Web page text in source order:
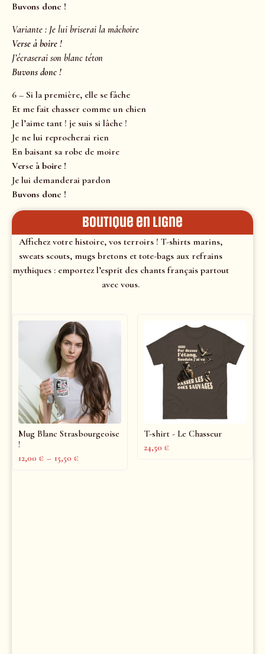
Buvons donc !
Variante : Je lui briserai la mâchoire
Verse à boire !
J’écraserai son blanc téton
Buvons donc !
6 – Si la première, elle se fâche
Et me fait chasser comme un chien
Je l’aime tant ! je suis si lâche !
Je ne lui reprocherai rien
En baisant sa robe de moire
Verse à boire !
Je lui demanderai pardon
Buvons donc !
Boutique en ligne
Affichez votre histoire, vos terroirs ! T-shirts marins,
sweats scouts, mugs bretons et tote-bags aux refrains
mythiques : emportez l’esprit des chants français partout
avec vous.
Mug Blanc Strasbourgeoise
!
12,00 € – 15,50 €
T-shirt - Le Chasseur
24,50 €